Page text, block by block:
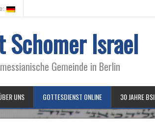
Schomer Israel
Gemeinde in Berlin
UNS GOTTESDIENST ONLINE 30 JAHRE BSI